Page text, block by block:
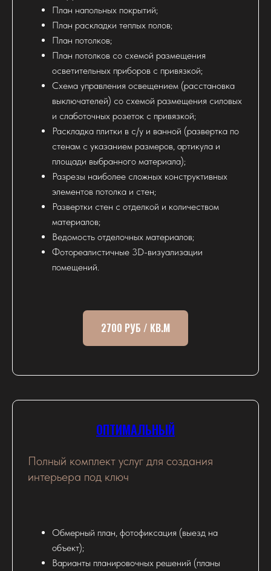
План напольных покрытий;
План раскладки теплых полов;
План потолков;
План потолков со схемой размещения
осветительных приборов с привязкой;
Схема управления освещением (расстановка
выключателей) со схемой размещения силовых
и слаботочных розеток с привязкой;
Раскладка плитки в с/у и ванной (развертка по
стенам с указанием размеров, артикула и
площади выбранного материала);
Разрезы наиболее сложных конструктивных
элементов потолка и стен;
Развертки стен с отделкой и количеством
материалов;
Ведомость отделочных материалов;
Фотореалистичные 3D-визуализации
помещений.
2700 РУБ / КВ.М
ОПТИМАЛЬНЫЙ
Полный комплект услуг для создания
интерьера под ключ
Обмерный план, фотофиксация (выезд на
объект);
Варианты планировочных решений (планы